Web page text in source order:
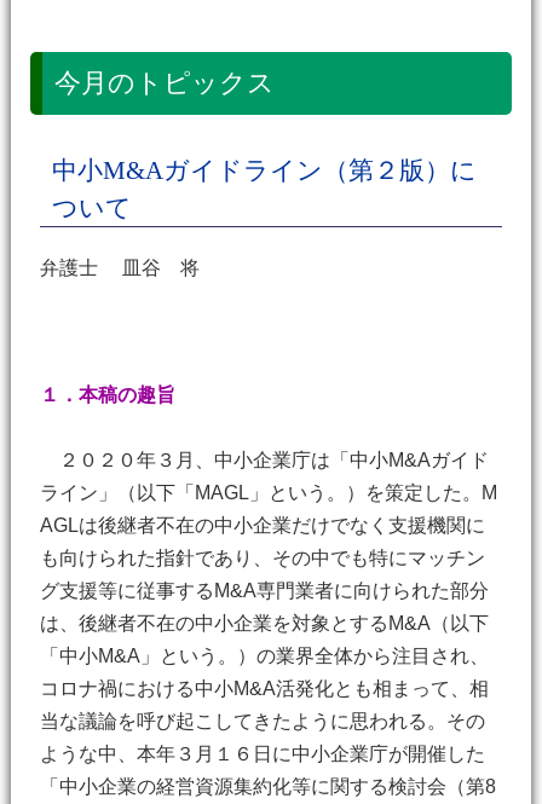
今月のトピックス
中小M&Aガイドライン（第２版）に
ついて
弁護士 皿谷 将
１．本稿の趣旨
２０２０年３月、中小企業庁は「中小M&Aガイド
ライン」（以下「MAGL」という。）を策定した。M
AGLは後継者不在の中小企業だけでなく支援機関に
も向けられた指針であり、その中でも特にマッチン
グ支援等に従事するM&A専門業者に向けられた部分
は、後継者不在の中小企業を対象とするM&A（以下
「中小M&A」という。）の業界全体から注目され、
コロナ禍における中小M&A活発化とも相まって、相
当な議論を呼び起こしてきたように思われる。その
ような中、本年３月１６日に中小企業庁が開催した
「中小企業の経営資源集約化等に関する検討会（第8